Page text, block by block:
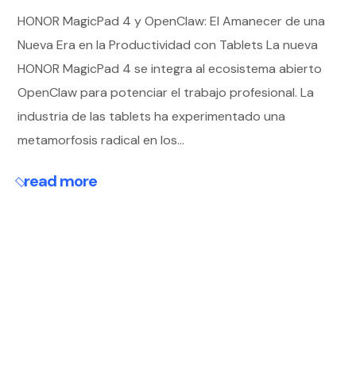
HONOR MagicPad 4 y OpenClaw: El Amanecer de una
Nueva Era en la Productividad con Tablets La nueva
HONOR MagicPad 4 se integra al ecosistema abierto
OpenClaw para potenciar el trabajo profesional. La
industria de las tablets ha experimentado una
metamorfosis radical en los...
read more